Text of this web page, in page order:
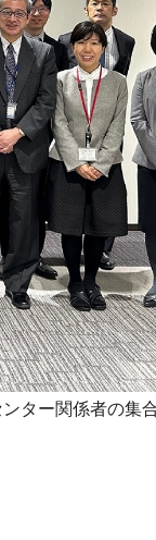
ター関係者の集